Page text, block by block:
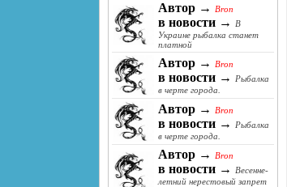
Автор → Bron
в новости →
В
Украине рыбалка станет
платной
Автор → Bron
в новости →
Рыбалка
в черте города.
Автор → Bron
в новости →
Рыбалка
в черте города.
Автор → Bron
в новости →
Весенне-
летний нерестовый запрет